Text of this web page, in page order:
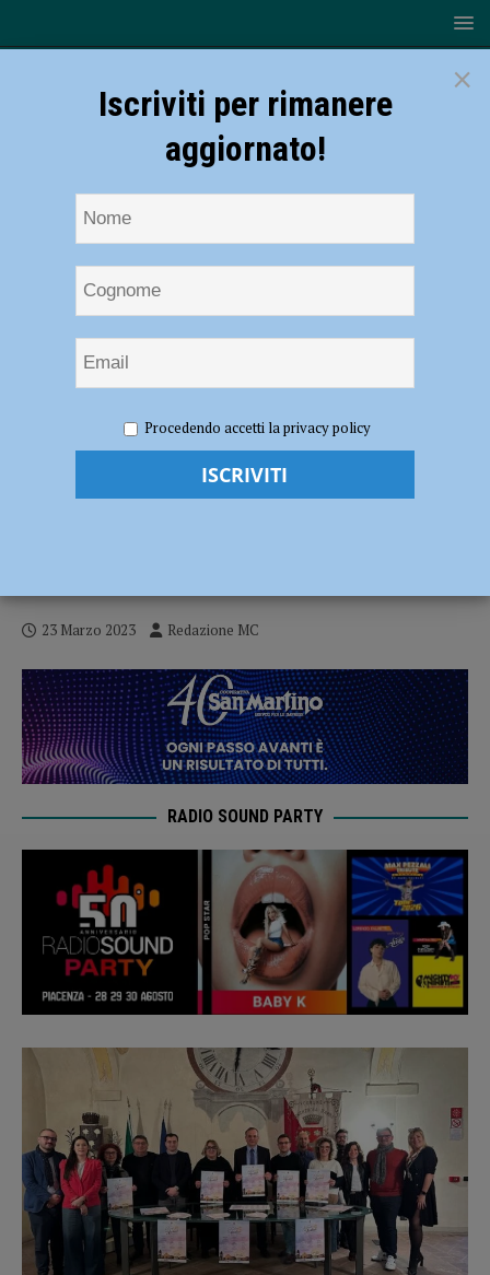
dell’Anolino 2023 a Fiorenzuola dal 24 al 26 marzo. Minari: “Occasione
unica per l’identità della città” – AUDIO
Festival dell’Anolino 2023 a Fiorenzuola
23 Marzo 2023 Redazione MC
RADIO SOUND PARTY
×
Iscriviti per rimanere
aggiornato!
Procedendo accetti la privacy policy